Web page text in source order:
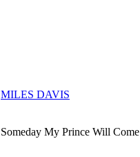
MILES DAVIS
Someday My Prince Will Come